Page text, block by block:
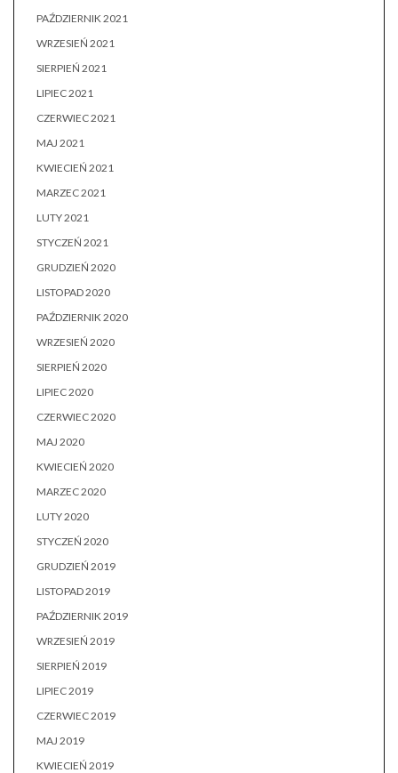
PAŹDZIERNIK 2021
WRZESIEŃ 2021
SIERPIEŃ 2021
LIPIEC 2021
CZERWIEC 2021
MAJ 2021
KWIECIEŃ 2021
MARZEC 2021
LUTY 2021
STYCZEŃ 2021
GRUDZIEŃ 2020
LISTOPAD 2020
PAŹDZIERNIK 2020
WRZESIEŃ 2020
SIERPIEŃ 2020
LIPIEC 2020
CZERWIEC 2020
MAJ 2020
KWIECIEŃ 2020
MARZEC 2020
LUTY 2020
STYCZEŃ 2020
GRUDZIEŃ 2019
LISTOPAD 2019
PAŹDZIERNIK 2019
WRZESIEŃ 2019
SIERPIEŃ 2019
LIPIEC 2019
CZERWIEC 2019
MAJ 2019
KWIECIEŃ 2019